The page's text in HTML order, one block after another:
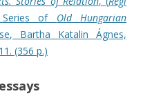
of Old Hungarian
Bartha Katalin Ágnes,
(356 p.)